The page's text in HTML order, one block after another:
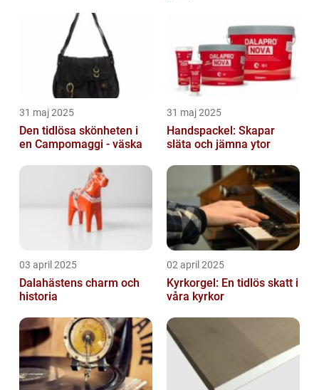
31 maj 2025
Den tidlösa skönheten i
en Campomaggi - väska
31 maj 2025
Handspackel: Skapar
släta och jämna ytor
03 april 2025
Dalahästens charm och
historia
02 april 2025
Kyrkorgel: En tidlös skatt i
våra kyrkor